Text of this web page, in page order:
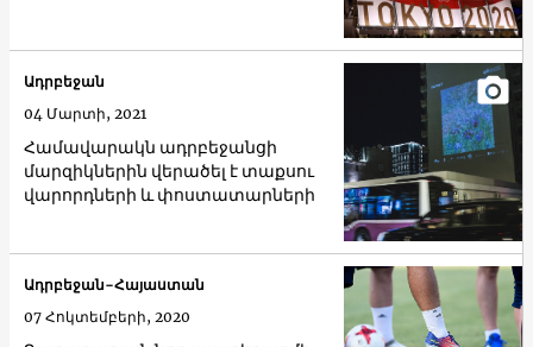
Համավարակն ադրբեջանցի
մարզիկներին վերածել է տաքսու
վարորդների և փոստատարների
Ադրբեջան
04 Մարտի, 2021
Ադրբեջան-Հայաստան
07 Հոկտեմբերի, 2020